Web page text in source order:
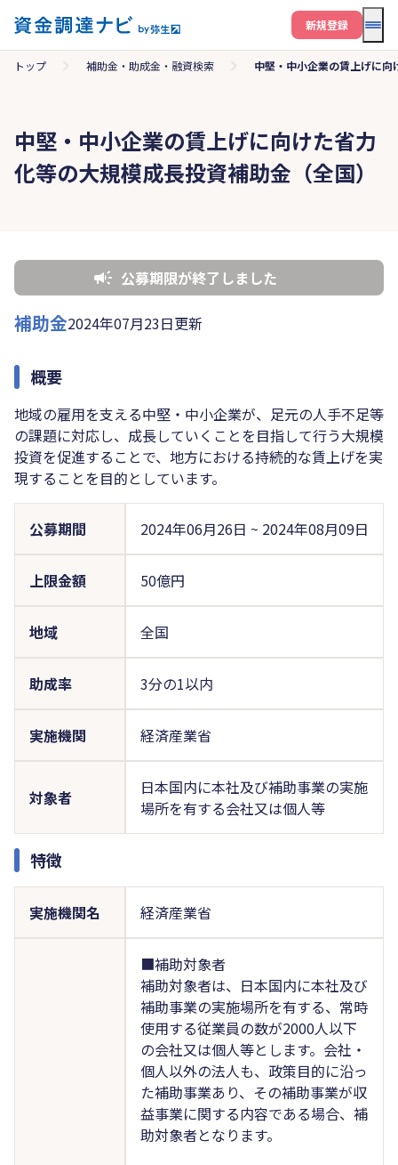
メ
新規登録
トップ 補助金・助成金・融資検索 中堅・中小企業の賃上げに
中堅・中小企業の賃上げに向けた省力
化等の大規模成長投資補助金（全国）
公募期限が終了しました
補助金2024年07月23日更新
概要
地域の雇用を支える中堅・中小企業が、足元の人手不足等
の課題に対応し、成長していくことを目指して行う大規模
投資を促進することで、地方における持続的な賃上げを実
現することを目的としています。
公募期間 2024年06月26日 ~ 2024年08月09日
上限金額 50億円
地域 全国
助成率 3分の1以内
実施機関 経済産業省
対象者
日本国内に本社及び補助事業の実施
場所を有する会社又は個人等
特徴
実施機関名 経済産業省
■補助対象者
補助対象者は、日本国内に本社及び
補助事業の実施場所を有する、常時
使用する従業員の数が2000人以下
の会社又は個人等とします。会社・
個人以外の法人も、政策目的に沿っ
た補助事業あり、その補助事業が収
益事業に関する内容である場合、補
助対象者となります。